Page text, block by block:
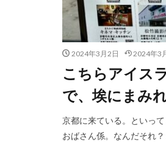
2024年3月2日 2024年3
こちらアイス
で、埃にまみ
京都に来ている。といっ
おばさん係。なんだそれ